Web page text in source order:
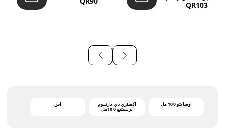
لم نُعجبك...
QR103
أوسايتو 100 مل
اكستري دي بارفيوم
بريستيج 100مل
اس